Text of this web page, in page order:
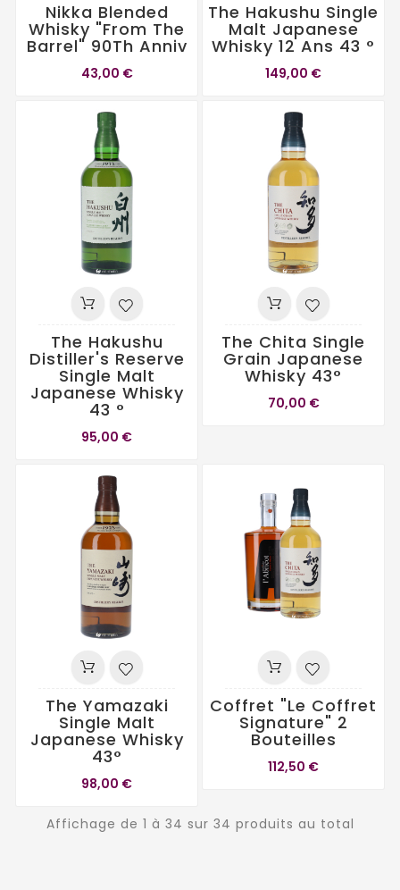
Nikka Blended
Whisky "From The
Barrel" 90Th Anniv
43,00 €
The Hakushu Single
Malt Japanese
Whisky 12 Ans 43 °
149,00 €
The Hakushu
Distiller's Reserve
Single Malt
Japanese Whisky
43 °
95,00 €
The Chita Single
Grain Japanese
Whisky 43°
70,00 €
The Yamazaki
Single Malt
Japanese Whisky
43°
98,00 €
Coffret "Le Coffret
Signature" 2
Bouteilles
112,50 €
Affichage de 1 à 34 sur 34 produits au total